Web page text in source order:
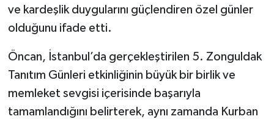
ve kardeşlik duygularını güçlendiren özel günler
olduğunu ifade etti.
Öncan, İstanbul’da gerçekleştirilen 5. Zonguldak
Tanıtım Günleri etkinliğinin büyük bir birlik ve
memleket sevgisi içerisinde başarıyla
tamamlandığını belirterek, aynı zamanda Kurban
GÜNDEM
Kilimli
Kültür - Sanat